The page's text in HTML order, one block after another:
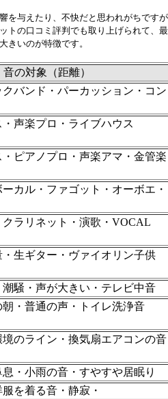
を与えたり、不快だと思われがちです
トの口コミ評判でも取り上げられて、
きいのが特徴です。
音の対象（距離）
バンド・パーカッション・コン
声楽プロ・ライブハウス
ピアノプロ・声楽アマ・金管楽
カル・ファゴット・オーボエ・
クラリネット・演歌・VOCAL
・生ギター・ヴァイオリン子供
騒・声が大きい・テレビ中音
・普通の声・トイレ洗浄音
境のライン・換気扇エアコンの音
・小雨の音・すやすや居眠り
を着る音・静寂・